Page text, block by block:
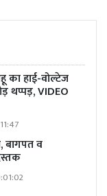
का हाई-वोल्टेज
थप्पड़, VIDEO
बागपत व